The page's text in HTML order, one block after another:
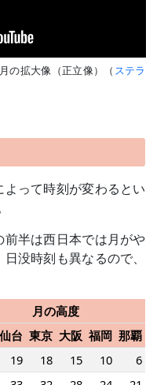
の拡大像（正立像）（ ステラ
って時刻が変わるとい
半は西日本では月がや
没時刻も異なるので、
月の高度
仙台 東京 大阪 福岡 那覇
19 18 15 10
6